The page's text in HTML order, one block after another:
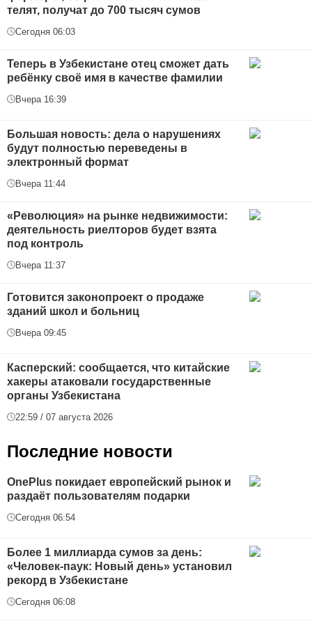
телят, получат до 700 тысяч сумов
Сегодня 06:03
Теперь в Узбекистане отец сможет дать
ребёнку своё имя в качестве фамилии
Вчера 16:39
Большая новость: дела о нарушениях
будут полностью переведены в
электронный формат
Вчера 11:44
«Революция» на рынке недвижимости:
деятельность риелторов будет взята
под контроль
Вчера 11:37
Готовится законопроект о продаже
зданий школ и больниц
Вчера 09:45
Касперский: сообщается, что китайские
хакеры атаковали государственные
органы Узбекистана
22:59 / 07 августа 2026
Последние новости
OnePlus покидает европейский рынок и
раздаёт пользователям подарки
Сегодня 06:54
Более 1 миллиарда сумов за день:
«Человек-паук: Новый день» установил
рекорд в Узбекистане
Сегодня 06:08